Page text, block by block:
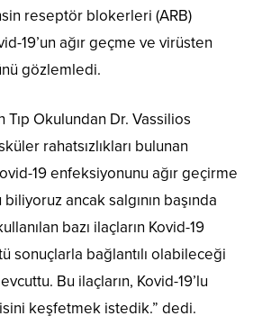
reseptör blokerleri (ARB)
19’un ağır geçme ve virüsten
gözlemledi.
Okulundan Dr. Vassilios
rahatsızlıkları bulunan
19 enfeksiyonunu ağır geçirme
ancak salgının başında
bazı ilaçların Kovid-19
sonuçlarla bağlantılı olabileceği
Bu ilaçların, Kovid-19’lu
keşfetmek istedik.” dedi.